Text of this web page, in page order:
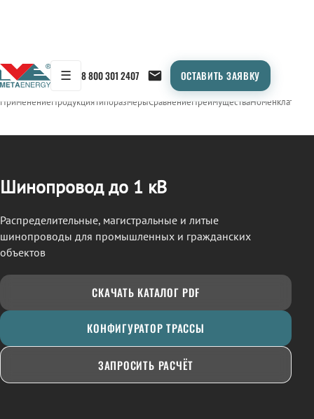
☰ 8 800 301 2407 ОСТАВИТЬ ЗАЯВКУ
← Продукция/ШИНОПРОВОД
ПрименениеПродукцияТипоразмерыСравнениеПреимуществаНоменклатура
Шинопровод до 1 кВ
Распределительные, магистральные и литые
шинопроводы для промышленных и гражданских
объектов
СКАЧАТЬ КАТАЛОГ PDF
КОНФИГУРАТОР ТРАССЫ
ЗАПРОСИТЬ РАСЧЁТ